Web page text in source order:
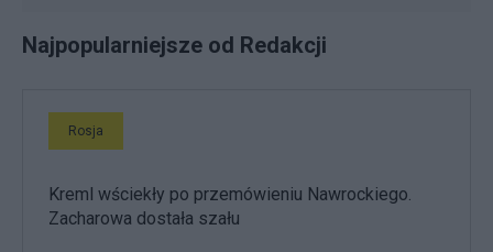
Najpopularniejsze od Redakcji
Rosja
Kreml wściekły po przemówieniu Nawrockiego.
Zacharowa dostała szału